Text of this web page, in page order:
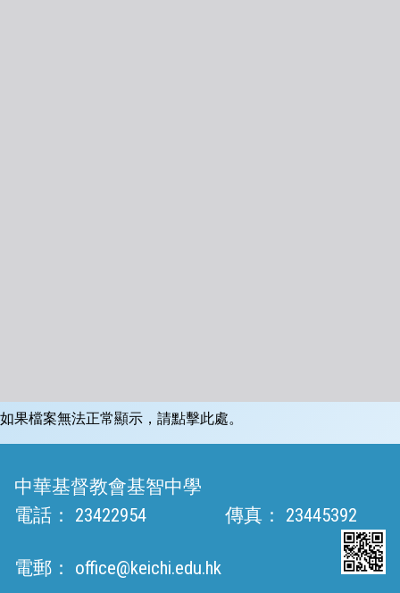
如果檔案無法正常顯示，請點擊此處。
中華基督教會基智中學
電話：
23422954 傳真： 23445392
電郵： office@keichi.edu.hk